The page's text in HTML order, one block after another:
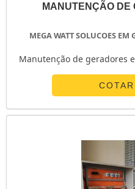
MANUTENÇÃO DE
MEGA WATT SOLUCOES EM
Manutenção de geradores